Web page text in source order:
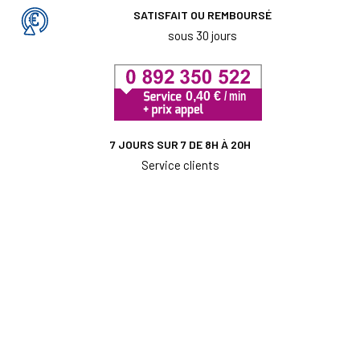
SATISFAIT OU REMBOURSÉ
sous 30 jours
7 JOURS SUR 7 DE 8H À 20H
Service clients